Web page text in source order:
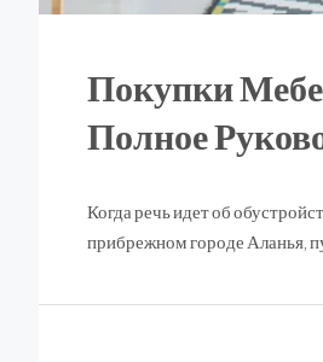
Покупки
Полное
Когда речь идет об
прибрежном городе Аланья,